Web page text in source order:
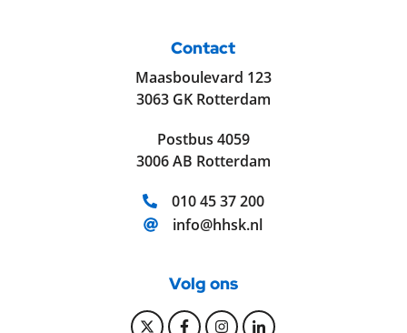
Contact
Maasboulevard 123
3063 GK Rotterdam
Postbus 4059
3006 AB Rotterdam
Telefoonnummer:
010 45 37 200
E-mailadres:
info@hhsk.nl
Volg ons